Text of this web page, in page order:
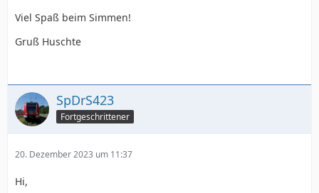
Viel Spaß beim Simmen!
Gruß Huschte
SpDrS423
Fortgeschrittener
20. Dezember 2023 um 11:37
Hi,